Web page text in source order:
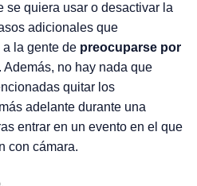
se quiera usar o desactivar la
adicionales que
la gente de preocuparse por
Además, no hay nada que
quitar los
adelante durante una
entrar en un evento en el que
con cámara.